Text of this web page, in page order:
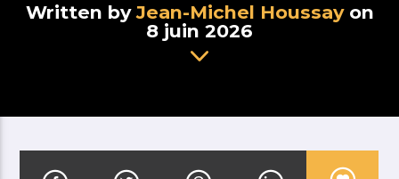
Written byJean-Michel Houssayon
8 juin 2026